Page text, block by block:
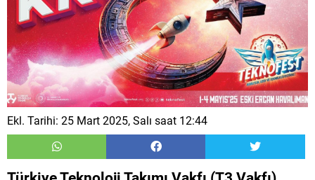
Ekl. Tarihi: 25 Mart 2025, Salı saat 12:44